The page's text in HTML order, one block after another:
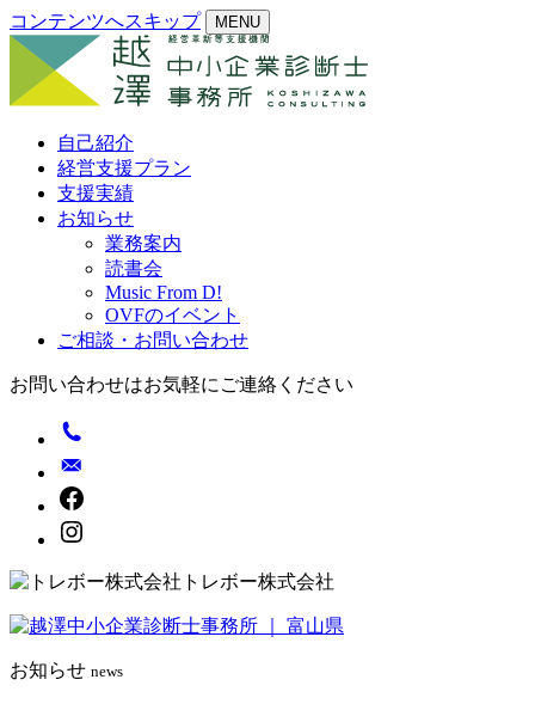
コンテンツへスキップ MENU
自己紹介
経営支援プラン
支援実績
お知らせ
業務案内
読書会
Music From D!
OVFのイベント
ご相談・お問い合わせ
お問い合わせはお気軽にご連絡ください
トレボー株式会社
お知らせ news